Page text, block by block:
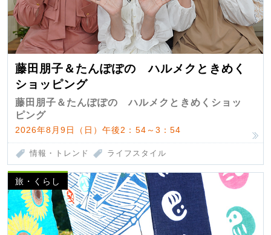
藤田朋子＆たんぽぽの ハルメクときめく
ショッピング
藤田朋子＆たんぽぽの ハルメクときめくショッ
ピング
2026年8月9日（日）午後2：54～3：54
情報・トレンド ライフスタイル
旅・くらし